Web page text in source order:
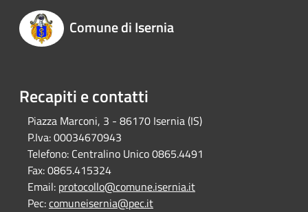
Comune di Isernia
Recapiti e contatti
Piazza Marconi, 3 - 86170 Isernia (IS)
P.Iva:00034670943
Telefono: Centralino Unico 0865.4491
Fax:0865.415324
Email: protocollo@comune.isernia.it
Pec:comuneisernia@pec.it